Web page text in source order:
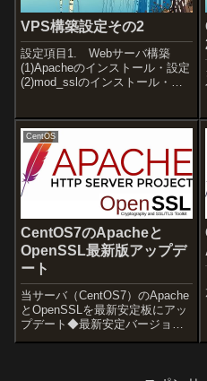
VPS構築設定その2
設定項目1. Webサーバ構築
(1)Apacheのインストール・設定
(2)mod_sslのインストール・設
ログ解析(1)AWStatsのインスト
ール・設定・アクセス制御(2)
リ...
CentOS
CentOS7のApacheと
OpenSSL最新版アップデ
ート
当サーバ（CentOS7）のApache
とOpenSSLを最新安定板にアッ
プデート◆最新安定バージョン
OpenSSLの最新バージョンは